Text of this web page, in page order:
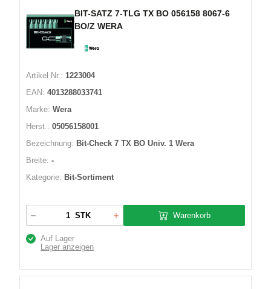
BIT-SATZ 7-TLG TX BO 056158 8067-6
BO/Z WERA
Artikel Nr.: 1223004
EAN: 4013288033741
Marke: Wera
Herst.: 05056158001
Bezeichnung: Bit-Check 7 TX BO Univ. 1 Wera
Breite: -
Kategorie: Bit-Sortiment
STK Warenkorb
Auf Lager
Lager anzeigen